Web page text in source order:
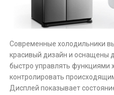
Современные холодильники
красивый дизайн и оснащены
быстро управлять функциями
контролировать
Дисплей показывает